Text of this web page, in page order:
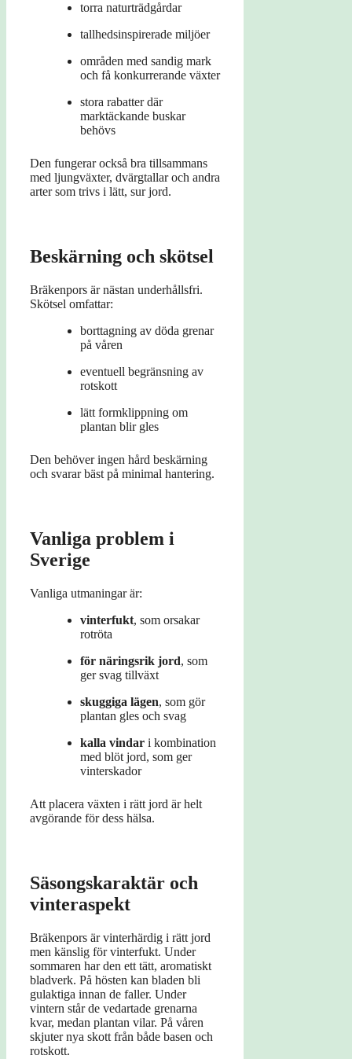
torra naturträdgårdar
tallhedsinspirerade miljöer
områden med sandig mark
och få konkurrerande växter
stora rabatter där
marktäckande buskar
behövs
Den fungerar också bra tillsammans
med ljungväxter, dvärgtallar och andra
arter som trivs i lätt, sur jord.
Beskärning och skötsel
Bräkenpors är nästan underhållsfri.
Skötsel omfattar:
borttagning av döda grenar
på våren
eventuell begränsning av
rotskott
lätt formklippning om
plantan blir gles
Den behöver ingen hård beskärning
och svarar bäst på minimal hantering.
Vanliga problem i
Sverige
Vanliga utmaningar är:
vinterfukt, som orsakar
rotröta
för näringsrik jord, som
ger svag tillväxt
skuggiga lägen, som gör
plantan gles och svag
kalla vindar i kombination
med blöt jord, som ger
vinterskador
Att placera växten i rätt jord är helt
avgörande för dess hälsa.
Säsongskaraktär och
vinteraspekt
Bräkenpors är vinterhärdig i rätt jord
men känslig för vinterfukt. Under
sommaren har den ett tätt, aromatiskt
bladverk. På hösten kan bladen bli
gulaktiga innan de faller. Under
vintern står de vedartade grenarna
kvar, medan plantan vilar. På våren
skjuter nya skott från både basen och
rotskott.